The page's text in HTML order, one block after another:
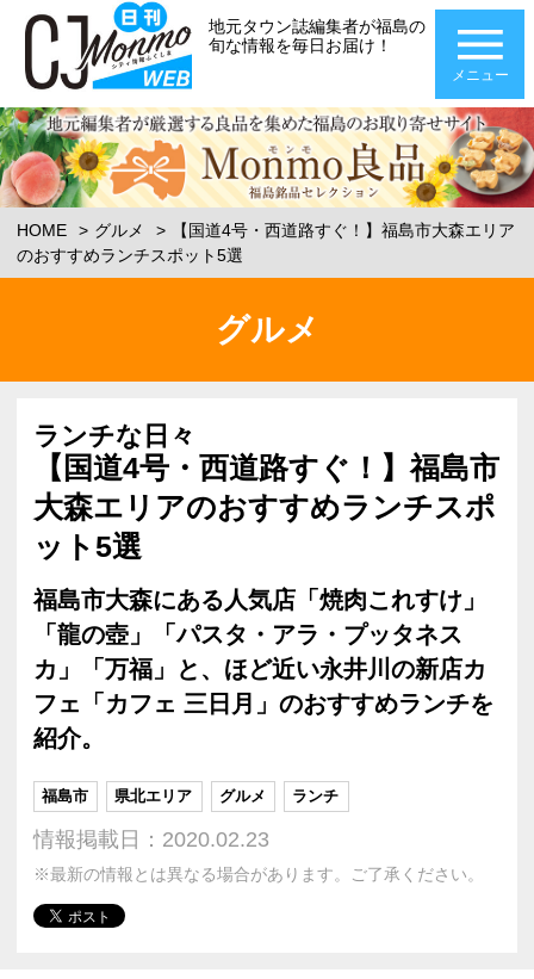
地元タウン誌編集者が福島の
旬な情報を毎日お届け！
メニュー
HOME グルメ
【国道4号・西道路すぐ！】福島市大森エリア
のおすすめランチスポット5選
グルメ
ランチな日々
【国道4号・西道路すぐ！】福島市
大森エリアのおすすめランチスポ
ット5選
福島市大森にある人気店「焼肉これすけ」
「龍の壺」「パスタ・アラ・プッタネス
カ」「万福」と、ほど近い永井川の新店カ
フェ「カフェ 三日月」のおすすめランチを
紹介。
福島市 県北エリア グルメ ランチ
情報掲載日：2020.02.23
※最新の情報とは異なる場合があります。ご了承ください。